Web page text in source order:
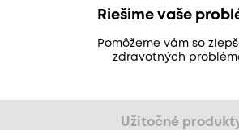
Riešime vaše
Pomôžeme vám so
zdravotných
Užitočné